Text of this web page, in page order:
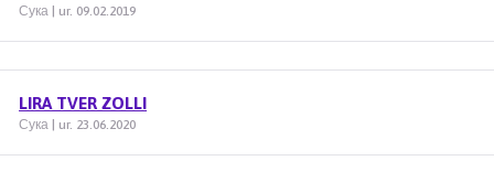
Сука | ur. 09.02.2019
LIRA TVER ZOLLI
Сука | ur. 23.06.2020